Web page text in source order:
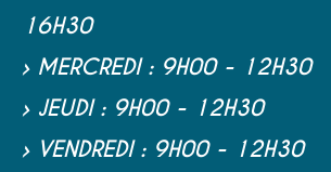
16H30
› MERCREDI: 9H00 - 12H30
› JEUDI: 9H00 - 12H30
› VENDREDI: 9H00 - 12H30